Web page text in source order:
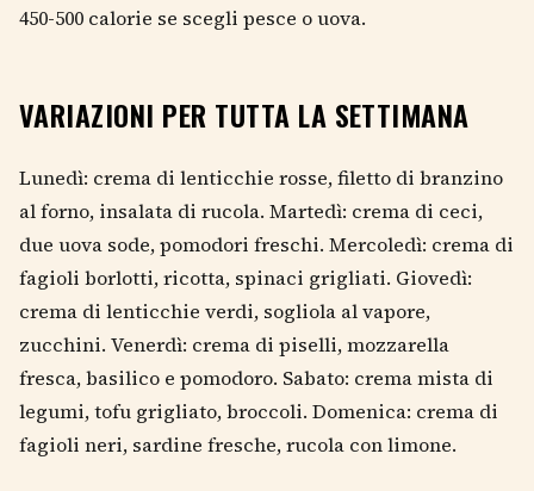
450-500 calorie se scegli pesce o uova.
VARIAZIONI PER TUTTA LA SETTIMANA
Lunedì: crema di lenticchie rosse, filetto di branzino
al forno, insalata di rucola. Martedì: crema di ceci,
due uova sode, pomodori freschi. Mercoledì: crema di
fagioli borlotti, ricotta, spinaci grigliati. Giovedì:
crema di lenticchie verdi, sogliola al vapore,
zucchini. Venerdì: crema di piselli, mozzarella
fresca, basilico e pomodoro. Sabato: crema mista di
legumi, tofu grigliato, broccoli. Domenica: crema di
fagioli neri, sardine fresche, rucola con limone.